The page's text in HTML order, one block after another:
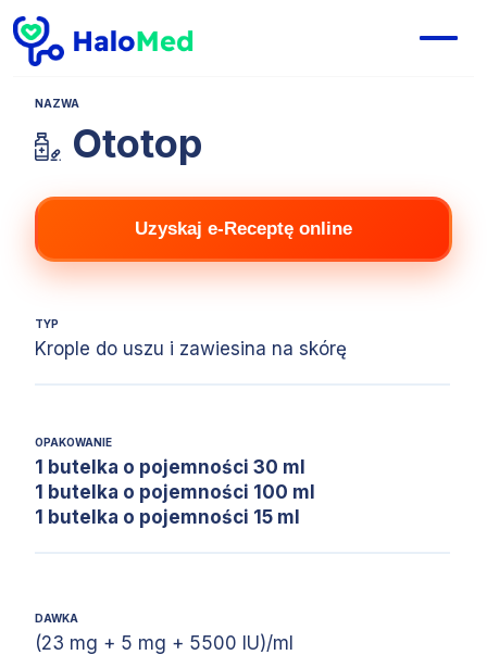
NAZWA
Ototop
Uzyskaj e-Receptę online
TYP
Krople do uszu i zawiesina na skórę
OPAKOWANIE
1 butelka o pojemności 30 ml
1 butelka o pojemności 100 ml
1 butelka o pojemności 15 ml
DAWKA
(23 mg + 5 mg + 5500 IU)/ml